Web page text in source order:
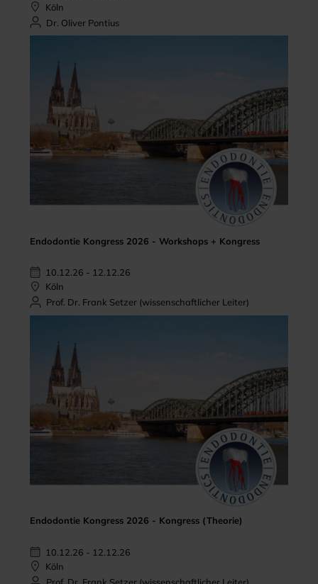
Köln
Dr. Oliver Pontius
Endodontie Kongress 2026 - Workshops + Kongress
10.12.26 - 12.12.26
Köln
Prof. Dr. Frank Setzer (wissenschaftlicher Leiter)
Endodontie Kongress 2026 - Kongress (Theorie)
10.12.26 - 12.12.26
Köln